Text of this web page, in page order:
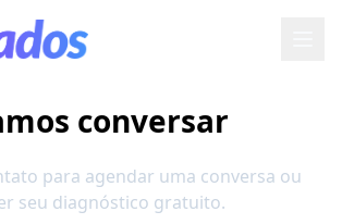
conversar
para agendar uma conversa ou
seu diagnóstico gratuito.